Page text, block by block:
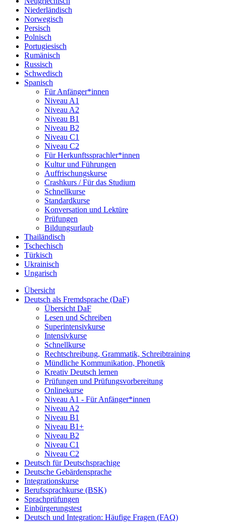
Niederländisch
Norwegisch
Persisch
Polnisch
Portugiesisch
Rumänisch
Russisch
Schwedisch
Spanisch
Für Anfänger*innen
Niveau A1
Niveau A2
Niveau B1
Niveau B2
Niveau C1
Niveau C2
Für Herkunftssprachler*innen
Kultur und Führungen
Auffrischungskurse
Crashkurs / Für das Studium
Schnellkurse
Standardkurse
Konversation und Lektüre
Prüfungen
Bildungsurlaub
Thailändisch
Tschechisch
Türkisch
Ukrainisch
Ungarisch
Übersicht
Deutsch als Fremdsprache (DaF)
Übersicht DaF
Lesen und Schreiben
Superintensivkurse
Intensivkurse
Schnellkurse
Rechtschreibung, Grammatik, Schreibtraining
Mündliche Kommunikation, Phonetik
Kreativ Deutsch lernen
Prüfungen und Prüfungsvorbereitung
Onlinekurse
Niveau A1 - Für Anfänger*innen
Niveau A2
Niveau B1
Niveau B1+
Niveau B2
Niveau C1
Niveau C2
Deutsch für Deutschsprachige
Deutsche Gebärdensprache
Integrationskurse
Berufssprachkurse (BSK)
Sprachprüfungen
Einbürgerungstest
Deutsch und Integration: Häufige Fragen (FAQ)